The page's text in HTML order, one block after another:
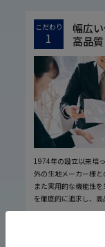
こだわり
1
幅広
高品
1974年の設立以来培
外の生地メーカー様と
また実用的な機能性
を徹底的に追求し、
厳し